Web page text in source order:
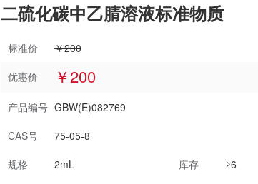
二硫化碳中乙腈溶液标准物质
标准价
￥200
优惠价
￥200
产品编号 GBW(E)082769
CAS号
75-05-8
规格
2mL 库存
≥6